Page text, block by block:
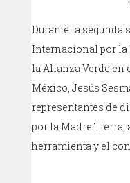
Durante la segunda
Internacional por la
la Alianza Verde en
México, Jesús
representantes de
por la Madre Tierra,
herramienta y el